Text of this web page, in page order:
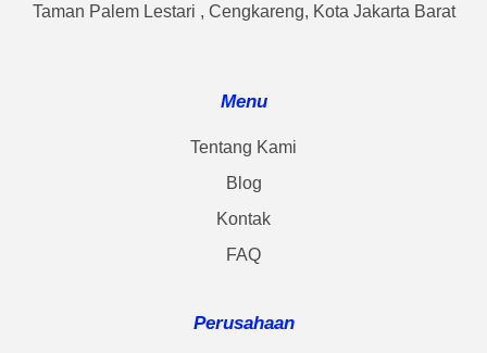
Taman Palem Lestari , Cengkareng, Kota Jakarta Barat
Menu
Tentang Kami
Blog
Kontak
FAQ
Perusahaan